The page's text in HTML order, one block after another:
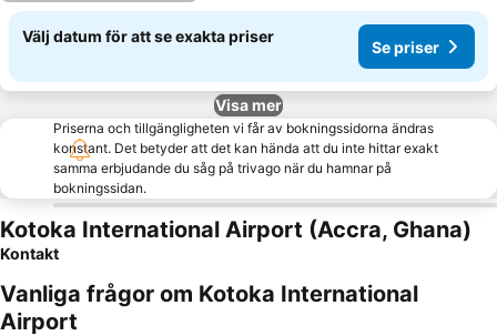
Välj datum för att se exakta priser
Se priser
Visa mer
Priserna och tillgängligheten vi får av bokningssidorna ändras
konstant. Det betyder att det kan hända att du inte hittar exakt
samma erbjudande du såg på trivago när du hamnar på
bokningssidan.
Kotoka International Airport (Accra, Ghana)
Kontakt
Vanliga frågor om Kotoka International
Airport